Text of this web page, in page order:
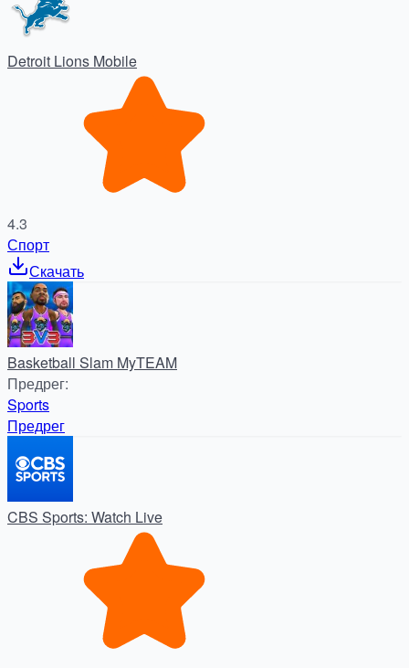
Detroit Lions Mobile
4.3
Спорт
Скачать
Basketball Slam MyTEAM
Предрег:
Sports
Предрег
CBS Sports: Watch Live